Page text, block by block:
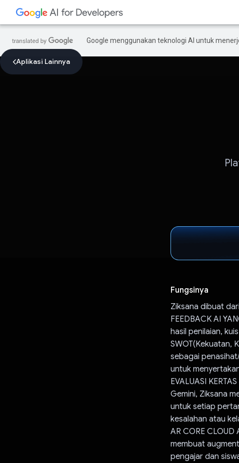
Google menggunakan teknologi AI untuk
Aplikasi Lainnya
Fungsinya
Ziksana dibuat
FEEDBACK AI
hasil penilaian,
SWOT(Kekuatan,
sebagai
untuk
EVALUASI
Gemini, Ziksana
untuk setiap
kesalahan atau
AR CORE CLOUD
membuat
pengajar dan